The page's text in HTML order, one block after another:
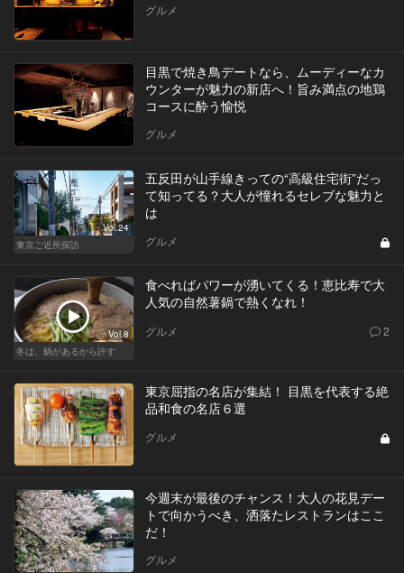
グルメ
目黒で焼き鳥デートなら、ムーディーなカ
ウンターが魅力の新店へ！旨み満点の地鶏
コースに酔う愉悦
グルメ
Vol.24
東京ご近所探訪
五反田が山手線きっての“高級住宅街”だっ
て知ってる？大人が憧れるセレブな魅力と
は
グルメ
Vol.8
冬は、鍋があるから許す
食べればパワーが湧いてくる！恵比寿で大
人気の自然薯鍋で熱くなれ！
グルメ 2
東京屈指の名店が集結！ 目黒を代表する絶
品和食の名店６選
グルメ
今週末が最後のチャンス！大人の花見デー
トで向かうべき、洒落たレストランはここ
だ！
グルメ